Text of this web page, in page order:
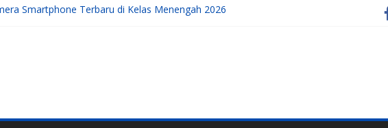
Smartphone Terbaru di Kelas Menengah 2026
Handphone, dan Aplikasi Terbaru
yang Sedang Berkembang di Tahun Ini